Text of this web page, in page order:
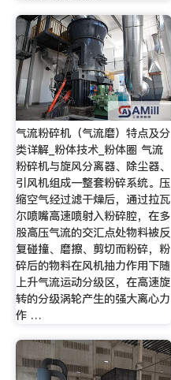
气流粉碎机（气流磨）特点及分
类详解_粉体技术_粉体圈 气流
粉碎机与旋风分离器、除尘器、
引风机组成一整套粉碎系统。压
缩空气经过滤干燥后，通过拉瓦
尔喷嘴高速喷射入粉碎腔，在多
股高压气流的交汇点处物料被反
复碰撞、磨擦、剪切而粉碎，粉
碎后的物料在风机抽力作用下随
上升气流运动分级区，在高速旋
转的分级涡轮产生的强大离心力
作 …